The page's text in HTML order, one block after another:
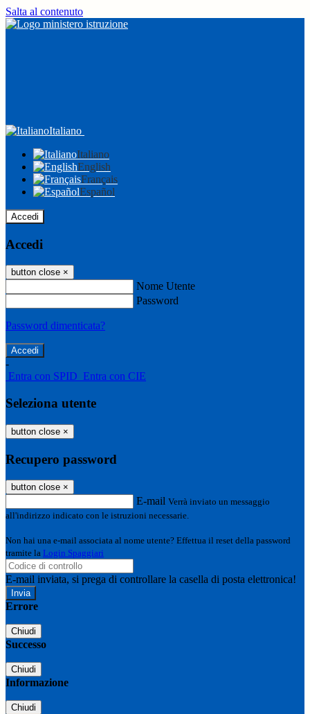
Salta al contenuto
Italiano
Italiano
English
Français
Español
Accedi
Accedi
button close ×
Nome Utente
Password
Password dimenticata?
-
Entra con SPID Entra con CIE
Seleziona utente
button close ×
Recupero password
button close ×
E-mail Verrà inviato un messaggio
all'indirizzo indicato con le istruzioni necessarie.
Non hai una e-mail associata al nome utente? Effettua il reset della password
tramite la Login Spaggiari
E-mail inviata, si prega di controllare la casella di posta elettronica!
Errore
Chiudi
Successo
Chiudi
Informazione
Chiudi